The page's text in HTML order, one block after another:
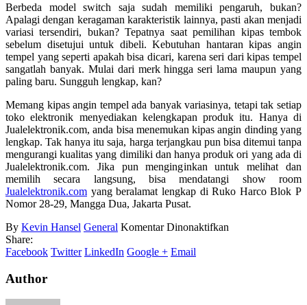
Berbeda model switch saja sudah memiliki pengaruh, bukan?
Apalagi dengan keragaman karakteristik lainnya, pasti akan menjadi
variasi tersendiri, bukan? Tepatnya saat pemilihan kipas tembok
sebelum disetujui untuk dibeli. Kebutuhan hantaran kipas angin
tempel yang seperti apakah bisa dicari, karena seri dari kipas tempel
sangatlah banyak. Mulai dari merk hingga seri lama maupun yang
paling baru. Sungguh lengkap, kan?
Memang kipas angin tempel ada banyak variasinya, tetapi tak setiap
toko elektronik menyediakan kelengkapan produk itu. Hanya di
Jualelektronik.com, anda bisa menemukan kipas angin dinding yang
lengkap. Tak hanya itu saja, harga terjangkau pun bisa ditemui tanpa
mengurangi kualitas yang dimiliki dan hanya produk ori yang ada di
Jualelektronik.com. Jika pun menginginkan untuk melihat dan
memilih secara langsung, bisa mendatangi show room
Jualelektronik.com yang beralamat lengkap di Ruko Harco Blok P
Nomor 28-29, Mangga Dua, Jakarta Pusat.
By Kevin Hansel General Komentar Dinonaktifkan
Share:
Facebook Twitter LinkedIn Google + Email
Author